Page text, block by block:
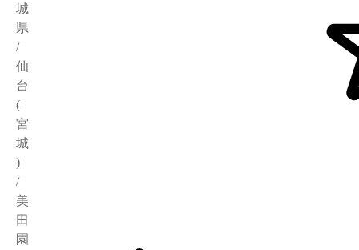
城
県
/
仙
台
(
宮
城
)
/
美
田
園